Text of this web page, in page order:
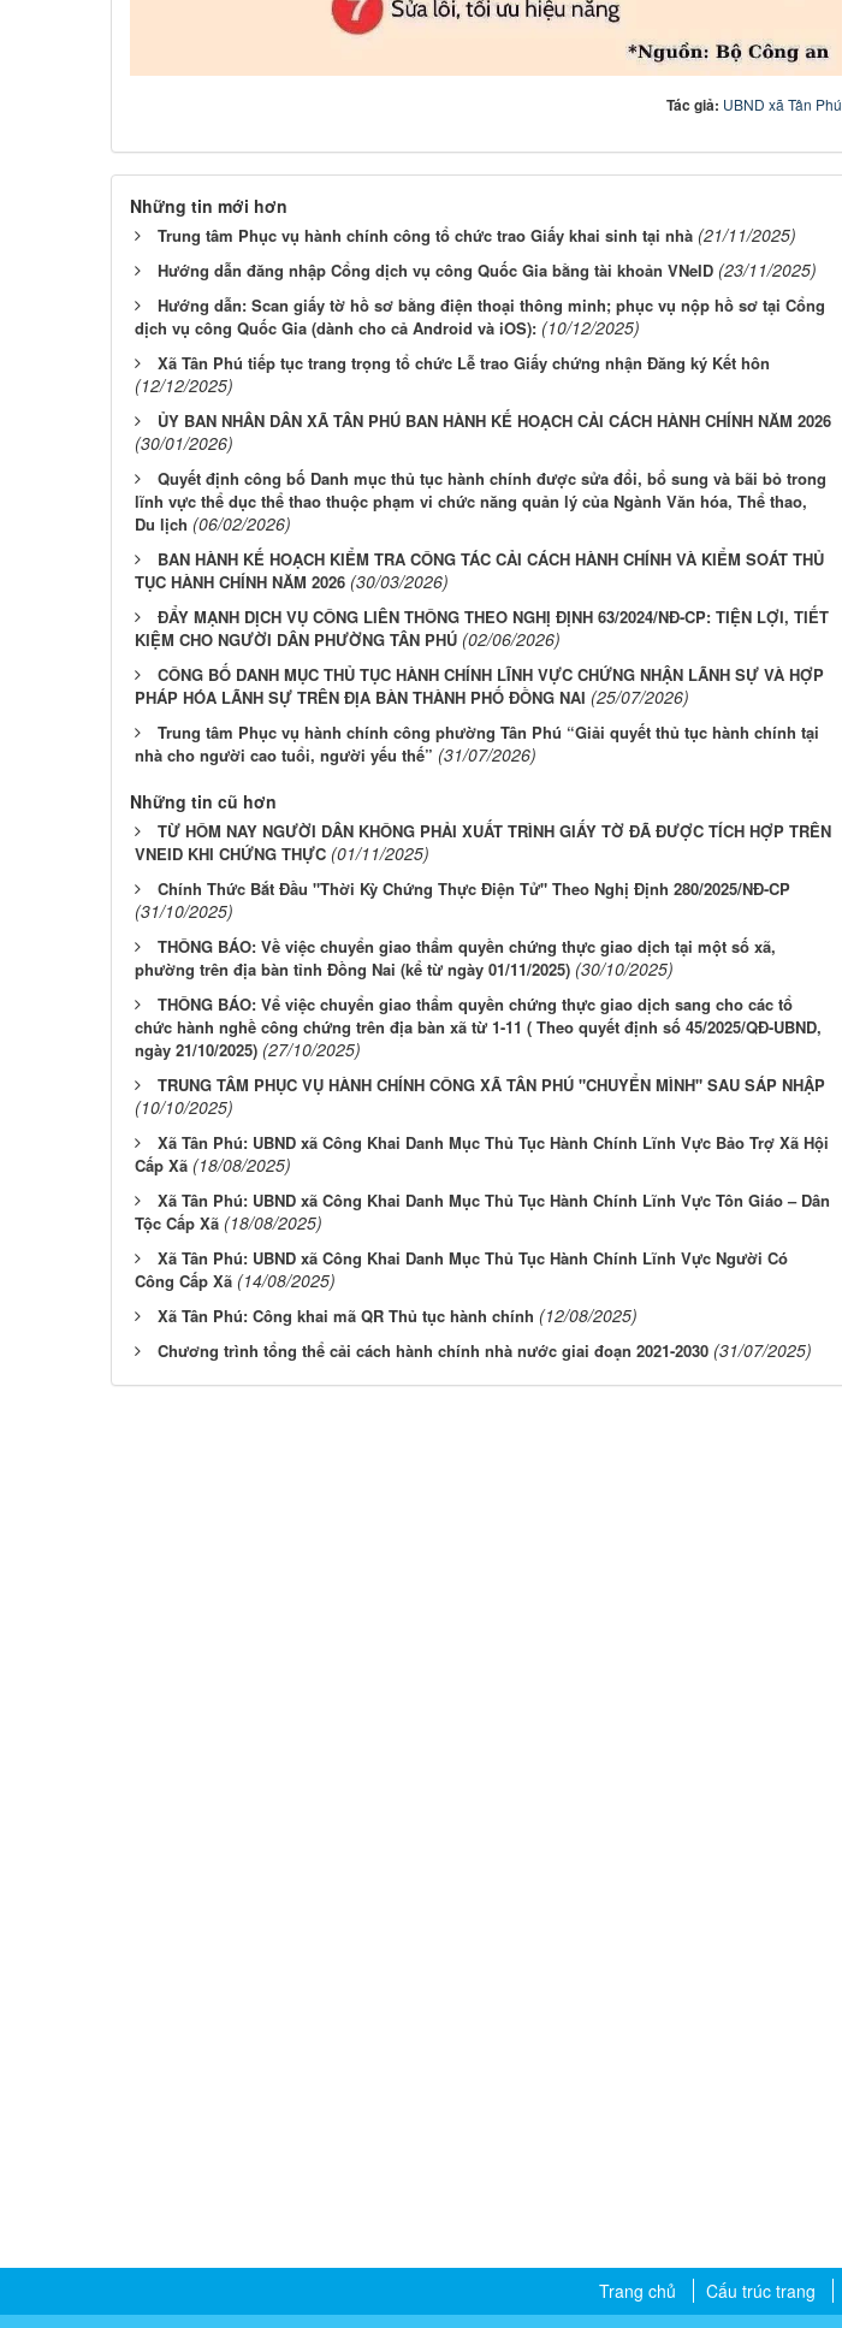
Tác giả: UBND xã Tân Phú
Những tin mới hơn
Trung tâm Phục vụ hành chính công tổ chức trao Giấy khai sinh tại nhà (21/11/2025)
Hướng dẫn đăng nhập Cổng dịch vụ công Quốc Gia bằng tài khoản VNeID (23/11/2025)
Hướng dẫn: Scan giấy tờ hồ sơ bằng điện thoại thông minh; phục vụ nộp hồ sơ tại Cổng
dịch vụ công Quốc Gia (dành cho cả Android và iOS): (10/12/2025)
Xã Tân Phú tiếp tục trang trọng tổ chức Lễ trao Giấy chứng nhận Đăng ký Kết hôn
(12/12/2025)
ỦY BAN NHÂN DÂN XÃ TÂN PHÚ BAN HÀNH KẾ HOẠCH CẢI CÁCH HÀNH CHÍNH NĂM 2026
(30/01/2026)
Quyết định công bố Danh mục thủ tục hành chính được sửa đổi, bổ sung và bãi bỏ trong
lĩnh vực thể dục thể thao thuộc phạm vi chức năng quản lý của Ngành Văn hóa, Thể thao,
Du lịch (06/02/2026)
BAN HÀNH KẾ HOẠCH KIỂM TRA CÔNG TÁC CẢI CÁCH HÀNH CHÍNH VÀ KIỂM SOÁT THỦ
TỤC HÀNH CHÍNH NĂM 2026 (30/03/2026)
ĐẨY MẠNH DỊCH VỤ CÔNG LIÊN THÔNG THEO NGHỊ ĐỊNH 63/2024/NĐ-CP: TIỆN LỢI, TIẾT
KIỆM CHO NGƯỜI DÂN PHƯỜNG TÂN PHÚ (02/06/2026)
CÔNG BỐ DANH MỤC THỦ TỤC HÀNH CHÍNH LĨNH VỰC CHỨNG NHẬN LÃNH SỰ VÀ HỢP
PHÁP HÓA LÃNH SỰ TRÊN ĐỊA BÀN THÀNH PHỐ ĐỒNG NAI (25/07/2026)
Trung tâm Phục vụ hành chính công phường Tân Phú “Giải quyết thủ tục hành chính tại
nhà cho người cao tuổi, người yếu thế” (31/07/2026)
Những tin cũ hơn
TỪ HÔM NAY NGƯỜI DÂN KHÔNG PHẢI XUẤT TRÌNH GIẤY TỜ ĐÃ ĐƯỢC TÍCH HỢP TRÊN
VNEID KHI CHỨNG THỰC (01/11/2025)
Chính Thức Bắt Đầu "Thời Kỳ Chứng Thực Điện Tử" Theo Nghị Định 280/2025/NĐ-CP
(31/10/2025)
THÔNG BÁO: Về việc chuyển giao thẩm quyền chứng thực giao dịch tại một số xã,
phường trên địa bàn tỉnh Đồng Nai (kể từ ngày 01/11/2025) (30/10/2025)
THÔNG BÁO: Vể việc chuyển giao thẩm quyền chứng thực giao dịch sang cho các tổ
chức hành nghề công chứng trên địa bàn xã từ 1-11 ( Theo quyết định số 45/2025/QĐ-UBND,
ngày 21/10/2025) (27/10/2025)
TRUNG TÂM PHỤC VỤ HÀNH CHÍNH CÔNG XÃ TÂN PHÚ "CHUYỂN MÌNH" SAU SÁP NHẬP
(10/10/2025)
Xã Tân Phú: UBND xã Công Khai Danh Mục Thủ Tục Hành Chính Lĩnh Vực Bảo Trợ Xã Hội
Cấp Xã (18/08/2025)
Xã Tân Phú: UBND xã Công Khai Danh Mục Thủ Tục Hành Chính Lĩnh Vực Tôn Giáo – Dân
Tộc Cấp Xã (18/08/2025)
Xã Tân Phú: UBND xã Công Khai Danh Mục Thủ Tục Hành Chính Lĩnh Vực Người Có
Công Cấp Xã (14/08/2025)
Xã Tân Phú: Công khai mã QR Thủ tục hành chính (12/08/2025)
Chương trình tổng thể cải cách hành chính nhà nước giai đoạn 2021-2030 (31/07/2025)
Trang chủ Cấu trúc trang